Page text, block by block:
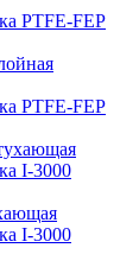
PTFE-FEP
I-3000